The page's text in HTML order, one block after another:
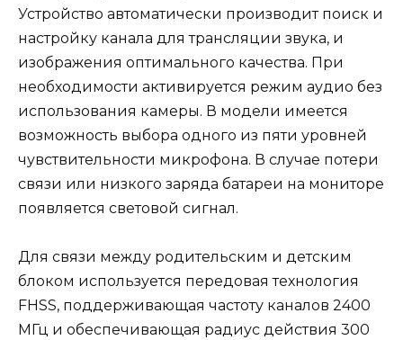
Устройство автоматически производит поиск и
настройку канала для трансляции звука, и
изображения оптимального качества. При
необходимости активируется режим аудио без
использования камеры. В модели имеется
возможность выбора одного из пяти уровней
чувствительности микрофона. В случае потери
связи или низкого заряда батареи на мониторе
появляется световой сигнал.
Для связи между родительским и детским
блоком используется передовая технология
FHSS, поддерживающая частоту каналов 2400
МГц и обеспечивающая радиус действия 300